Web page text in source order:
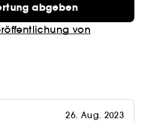
abgeben
von
26. Aug. 2023